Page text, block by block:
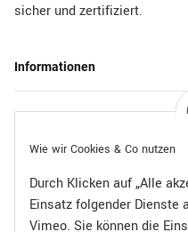
Wie wir Cookies & Co nutzen
Durch Klicken auf „Alle
Einsatz folgender Dienste
Vimeo. Sie können die
sicher und zertifiziert.
Informationen
Gesetzliche Informationen
Bezahlen Sie bequem per: